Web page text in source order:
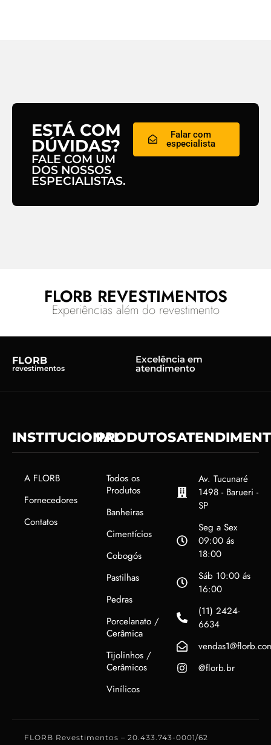
ESTÁ COM
DÚVIDAS?
FALE COM UM
DOS NOSSOS
ESPECIALISTAS.
Falar com
especialista
FLORB REVESTIMENTOS
Experiências além do revestimento
FLORB
revestimentos
Excelência em
atendimento
INSTITUCIONAL
A FLORB
Fornecedores
Contatos
PRODUTOS
Todos os
Produtos
Banheiras
Cimentícios
Cobogós
Pastilhas
Pedras
Porcelanato /
Cerâmica
Tijolinhos /
Cerâmicos
Vinílicos
Av. Tucunaré
1498 - Barueri -
SP
Seg a Sex
09:00 ás
18:00
Sáb 10:00 ás
16:00
(11) 2424-
6634
@florb.br
FLORB Revestimentos – 20.433.743-0001/62